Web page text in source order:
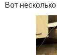
Вот